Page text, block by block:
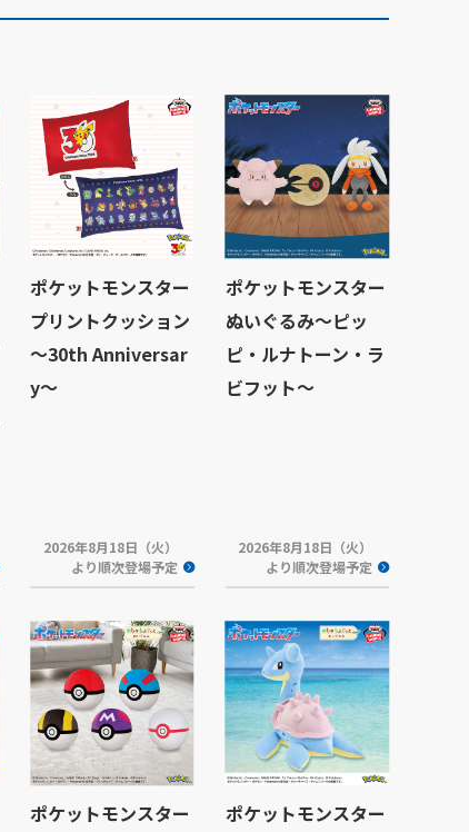
ポケットモンスター
プリントクッション
～30th Anniversar
y～
2026年8月18日（火）
より順次登場予定
ポケットモンスター
ぬいぐるみ～ピッ
ピ・ルナトーン・ラ
ビフット～
2026年8月18日（火）
より順次登場予定
ポケットモンスター
ポケットモンスター